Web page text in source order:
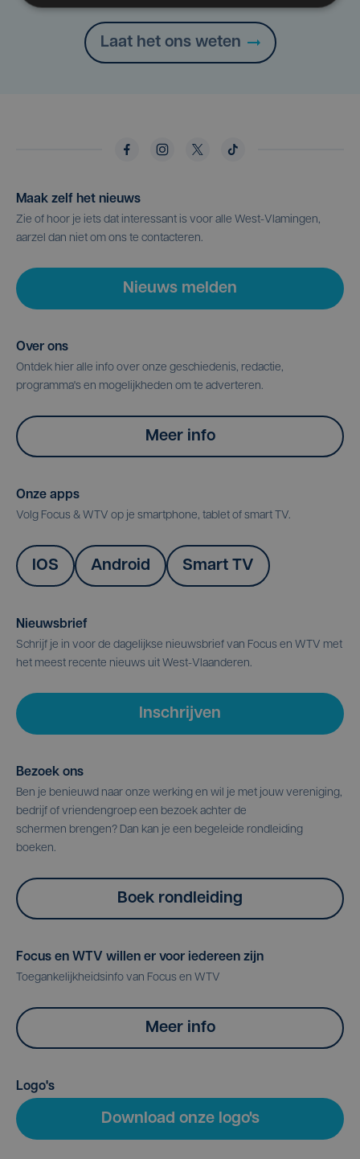
Laat het ons weten
Maak zelf het nieuws
Zie of hoor je iets dat interessant is voor alle West-Vlamingen,
aarzel dan niet om ons te contacteren.
Nieuws melden
Over ons
Ontdek hier alle info over onze geschiedenis, redactie,
programma's en mogelijkheden om te adverteren.
Meer info
Onze apps
Volg Focus & WTV op je smartphone, tablet of smart TV.
IOS Android Smart TV
Nieuwsbrief
Schrijf je in voor de dagelijkse nieuwsbrief van Focus en WTV met
het meest recente nieuws uit West-Vlaanderen.
Inschrijven
Bezoek ons
Ben je benieuwd naar onze werking en wil je met jouw vereniging,
bedrijf of vriendengroep een bezoek achter de
schermen brengen? Dan kan je een begeleide rondleiding
boeken.
Boek rondleiding
Focus en WTV willen er voor iedereen zijn
Toegankelijkheidsinfo van Focus en WTV
Meer info
Logo's
Download onze logo's